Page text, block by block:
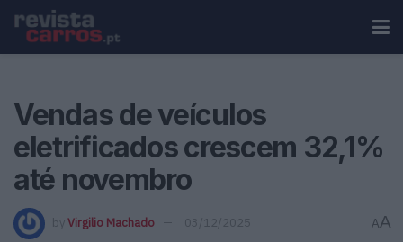
Vendas de veículos
eletrificados crescem 32,1%
até novembro
by Virgilio Machado 03/12/2025 AA